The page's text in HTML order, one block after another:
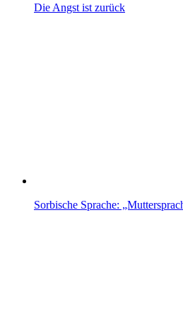
Die Angst ist zurück
Sorbische Sprache: